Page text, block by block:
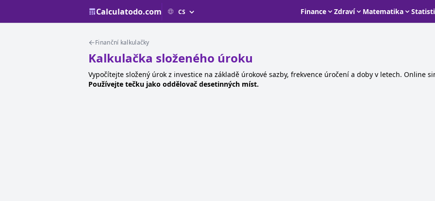
Calculatodo.com Finance Zdraví Matematika
Finanční kalkulačky
Kalkulačka složeného úroku
Vypočítejte složený úrok z investice na základě úrokové sazby, frekvence úročení a doby v letech. Online
Používejte tečku jako oddělovač desetinných míst.